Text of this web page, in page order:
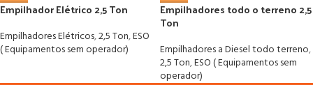
Empilhador Elétrico 2,5 Ton
Empilhadores Elétricos,2,5 Ton,ESO
( Equipamentos sem operador)
Empilhadores todo o terreno 2,5
Ton
Empilhadores a Diesel todo terreno,
2,5 Ton,ESO ( Equipamentos sem
operador)